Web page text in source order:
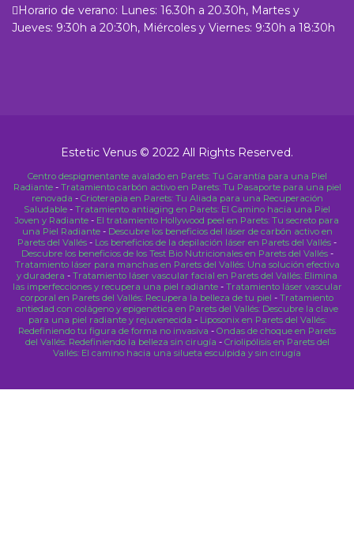
Horario de verano: Lunes: 16.30h a 20.30h, Martes y
Jueves: 9:30h a 20:30h, Miércoles y Viernes: 9:30h a 18:30h
Estetic Venus © 2022 All Rights Reserved.
Centro despigmentante avalado en Parets: Tu Garantía para una Piel
Radiante- Tratamiento carbón activo en Parets: Tu Pasaporte para una piel
renovada - Crioterapia en Parets: Tu Aliada para una Recuperación
Saludable - Tratamiento antiaging en Parets: El Camino hacia una Piel
Joven y Radiante - El tratamiento Hollywood peel en Parets: Tu secreto para
una Piel Radiante- Descubre los beneficios del láser de carbón activo en
Parets del Vallés - Los beneficios de la depilación láser en Parets del Vallés -
Descubre los beneficios de los Test Bio Nutricionales en Parets del Vallés-
Tratamiento láser para manchas en Parets del Vallés: Una solución efectiva
y duradera - Tratamiento láser vascular facial en Parets del Vallés: Elimina
las imperfecciones y recupera una piel radiante- Tratamiento láser vascular
corporal en Parets del Vallés: Recupera la belleza de tu piel - Tratamiento
antiedad con colágeno y epigenética en Parets del Vallés: Descubre la clave
para una piel radiante y rejuvenecida - Liposonix en Parets del Vallés:
Redefiniendo tu figura de forma no invasiva - Ondas de choque en Parets
del Vallés: Redefiniendo la belleza sin cirugía - Criolipólisis en Parets del
Vallés: El camino hacia una silueta esculpida y sin cirugía